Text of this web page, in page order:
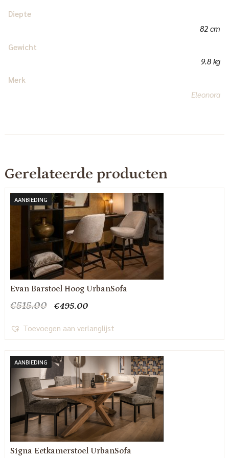
Diepte
82 cm
Gewicht
9.8 kg
Merk
Eleonora
Gerelateerde producten
AANBIEDING
Evan Barstoel Hoog UrbanSofa
€515.00
Oorspronkelijke
was:
€495.00Huidige
is:
Toevoegen aan verlanglijst
AANBIEDING
Signa Eetkamerstoel UrbanSofa